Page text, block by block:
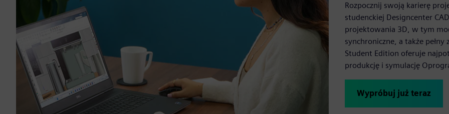
Rozpocznij swoją karierę
studenckiej Designcenter
projektowania 3D, w tym
synchroniczne, a także
Student Edition oferuje
produkcję i symulację
Wypróbuj już teraz